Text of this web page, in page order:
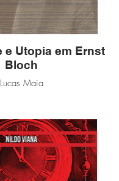
e Utopia em Ernst
Bloch
Lucas Maia